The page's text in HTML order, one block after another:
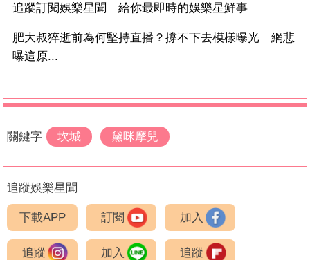
追蹤訂閱娛樂星聞 給你最即時的娛樂星鮮事
肥大叔猝逝前為何堅持直播？撐不下去模樣曝光 網悲
曝這原...
關鍵字 坎城 黛咪摩兒
追蹤娛樂星聞
下載APP 訂閱 加入
追蹤 加入 追蹤